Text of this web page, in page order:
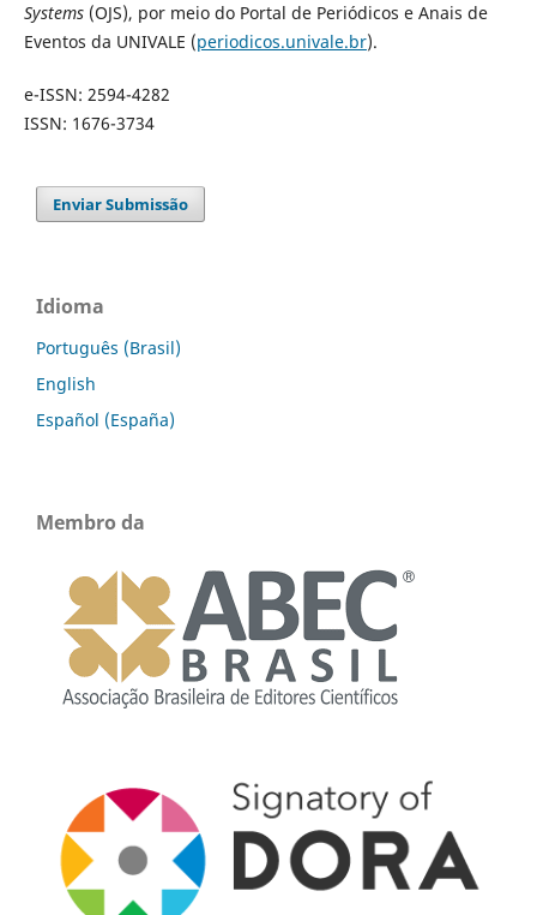
Systems(OJS), por meio do Portal de Periódicos e Anais de
Eventos da UNIVALE (periodicos.univale.br).
e-ISSN: 2594-4282
ISSN: 1676-3734
Enviar Submissão
Idioma
Português (Brasil)
English
Español (España)
Membro da